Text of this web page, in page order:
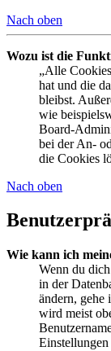
Nach oben
Wozu ist die
„Alle
hat und die
bleibst.
wie
Board-
bei der An-
die Cookies
Nach oben
Wie kann ich
Wenn du
in der
ändern, gehe
wird meist
Einstellungen